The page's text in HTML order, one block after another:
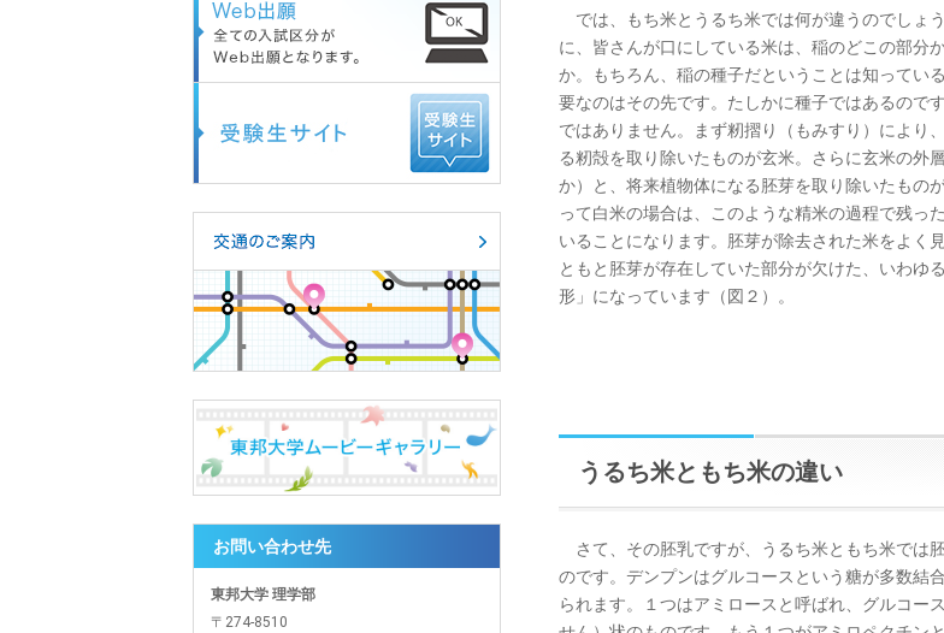
では、もち米とうるち米では何が違うのでしょ
に、皆さんが口にしている米は、稲のどこの部分
か。もちろん、稲の種子だということは知ってい
要なのはその先です。たしかに種子ではあるので
ではありません。まず籾摺り（もみすり）により
る籾殻を取り除いたものが玄米。さらに玄米の外
か）と、将来植物体になる胚芽を取り除いたもの
って白米の場合は、このような精米の過程で残っ
いることになります。胚芽が除去された米をよく
ともと胚芽が存在していた部分が欠けた、いわゆ
形」になっています（図２）。
うるち米ともち米の違い
さて、その胚乳ですが、うるち米ともち米では
のです。デンプンはグルコースという糖が多数結
られます。１つはアミロースと呼ばれ、グルコー
お問い合わせ先
東邦大学 理学部
〒274-8510